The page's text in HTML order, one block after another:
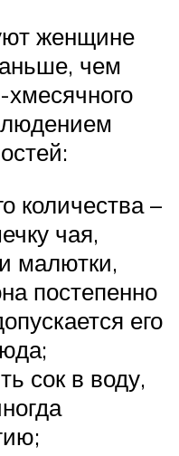
женщине
чем
хмесячного
количества –
чая,
малютки,
постепенно
его
сок в воду,